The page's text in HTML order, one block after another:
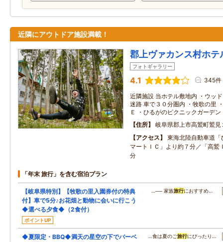
近隣にアウトドア施設満載！
郡上ヴァカンス村ホテ
フォトギャラリー
4.1 345件
近隣施設 当ホテル敷地内 ・ウッ
迷路 車で３０分圏内 ・牧歌の里
Ｅ ・ひるがのピクニックガーデン
住所
岐阜県郡上市高鷲町鷲
アクセス
東海北陸自動車道
マートＩＣ」より約７分／「高鷲
分
「年末 旅行」を含む宿泊プラン
【岐阜県特別】【牧歌の里入園券付の特典
付】車で5分♪お花畑と動物に会いに行こう
◆選べる夕食◆（2食付）
ポイントUP
…── 家族旅行におすすめ…
◆夏限定・BBQ◆満天の星空の下でバーベ
…食は夏のご旅行にぴったり…